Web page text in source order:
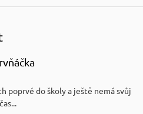
poprvé do školy a ještě nemá svůj